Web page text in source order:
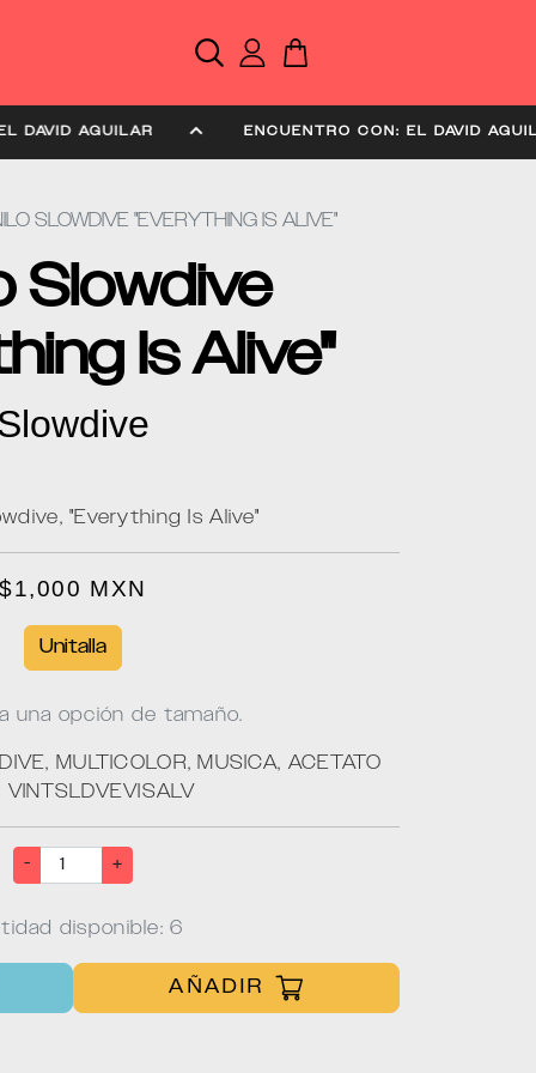
EL DAVID AGUILAR ENCUENTRO CON: EL DAVID
SLOWDIVE "EVERYTHING IS ALIVE"
Slowdive
Is Alive"
"Everything Is Alive"
$1,000 MXN
Unitalla
una opción de tamaño.
MULTICOLOR, MUSICA, ACETATO
VINTSLDVEVISALV
- +
disponible: 6
AÑADIR